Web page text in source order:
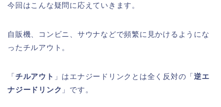
今回はこんな疑問に応えていきます。
自販機、コンビニ、サウナなどで頻繁に見かけるようにな
ったチルアウト。
「チルアウト 」はエナジードリンクとは全く反対の「逆エ
ナジードリンク 」です。